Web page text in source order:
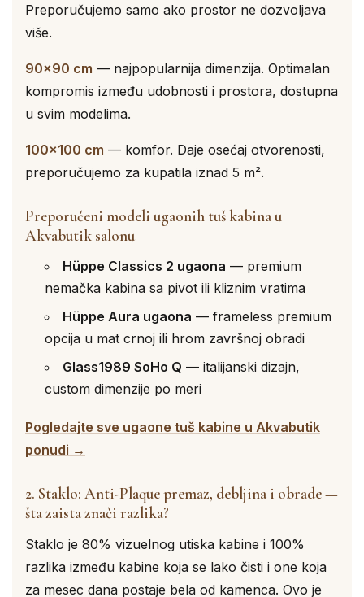
Preporučujemo samo ako prostor ne dozvoljava
više.
90×90 cm — najpopularnija dimenzija. Optimalan
kompromis između udobnosti i prostora, dostupna
u svim modelima.
100×100 cm — komfor. Daje osećaj otvorenosti,
preporučujemo za kupatila iznad 5 m².
Preporučeni modeli ugaonih tuš kabina u
Akvabutik salonu
Hüppe Classics 2 ugaona — premium
nemačka kabina sa pivot ili kliznim vratima
Hüppe Aura ugaona — frameless premium
opcija u mat crnoj ili hrom završnoj obradi
Glass1989 SoHo Q — italijanski dizajn,
custom dimenzije po meri
Pogledajte sve ugaone tuš kabine u Akvabutik
ponudi →
2. Staklo: Anti-Plaque premaz, debljina i obrade —
šta zaista znači razlika?
Staklo je 80% vizuelnog utiska kabine i 100%
razlika između kabine koja se lako čisti i one koja
za mesec dana postaje bela od kamenca. Ovo je